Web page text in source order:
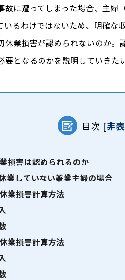
故に遭ってしまった場合、主婦
いるわけではないため、明確な
休業損害が認められないのか。
要となるのかを説明していきた
目次 [非
損害は認められるのか
業していない兼業主婦の場合
業損害計算方法
業損害計算方法